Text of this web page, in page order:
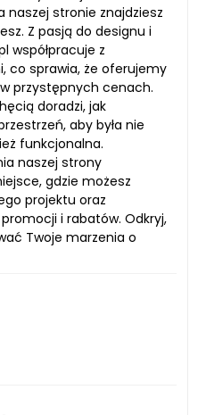
stronie znajdziesz
Z pasją do designu i
współpracuje z
co sprawia, że oferujemy
przystępnych cenach.
doradzi, jak
aby była nie
funkcjonalna.
naszej strony
gdzie możesz
projektu oraz
i rabatów. Odkryj,
Twoje marzenia o